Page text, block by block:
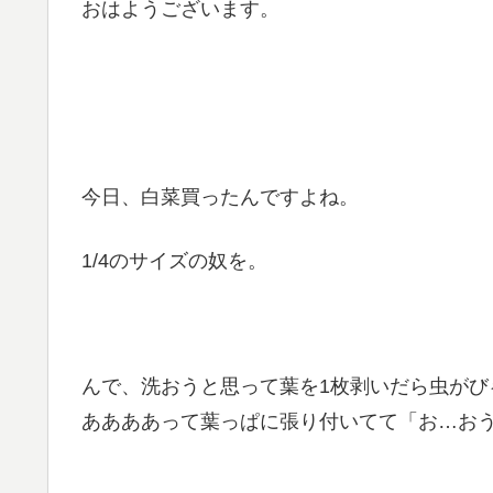
おはようございます。
今日、白菜買ったんですよね。
1/4のサイズの奴を。
んで、洗おうと思って葉を1枚剥いだら虫が
ああああって葉っぱに張り付いてて「お…お